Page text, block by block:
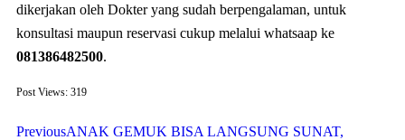
dikerjakan oleh Dokter yang sudah berpengalaman, untuk
konsultasi maupun reservasi cukup melalui whatsaap ke
081386482500.
Post Views: 319
PreviousANAK GEMUK BISA LANGSUNG SUNAT,